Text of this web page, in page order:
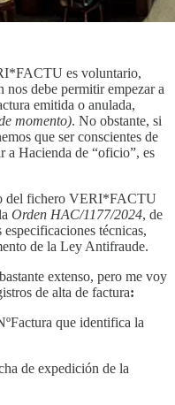
es voluntario,
nos debe permitir empezar a
emitida o anulada,
momento). No obstante, si
que ser conscientes de
a Hacienda de “oficio”, es
del fichero VERI*FACTU
Orden HAC/1177/2024, de
técnicas,
de la Ley Antifraude.
extenso, pero me voy
de alta de factura:
que identifica la
de expedición de la